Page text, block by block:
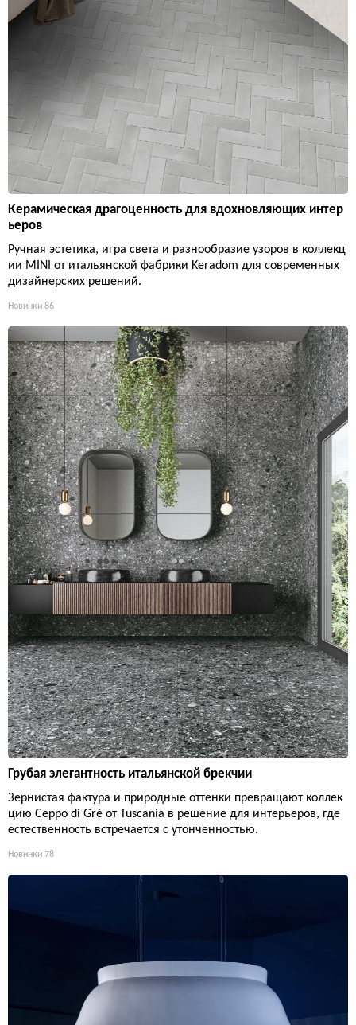
Керамическая драгоценность для вдохновляющих интер
ьеров
Ручная эстетика, игра света и разнообразие узоров в коллекц
ии MINI от итальянской фабрики Keradom для современных
дизайнерских решений.
Новинки 86
Грубая элегантность итальянской брекчии
Зернистая фактура и природные оттенки превращают коллек
цию Ceppo di Gré от Tuscania в решение для интерьеров, где
естественность встречается с утонченностью.
Новинки 78